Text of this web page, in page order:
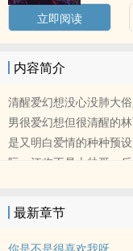
立即阅读
内容简介
清醒爱幻想没心没肺大
男很爱幻想但很清醒的
是又明白爱情的种种预
际。江临不是大帅哥，
是对林雨时一见钟情了
望时做她的容器明知道
了哄她午睡为她做饭??
美的风景吸引甚至于蝴
最新章节